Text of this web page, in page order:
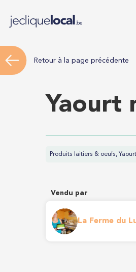
Retour à la page précédente
Yaourt
Produits laitiers & oeufs,
Vendu par
La Ferme du